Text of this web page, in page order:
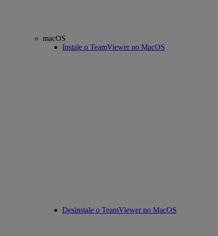
macOS
Instale o TeamViewer no MacOS
Desinstale o TeamViewer no MacOS